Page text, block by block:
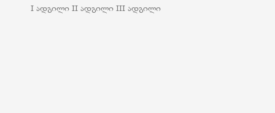
I ადგილი II ადგილი III ადგილი